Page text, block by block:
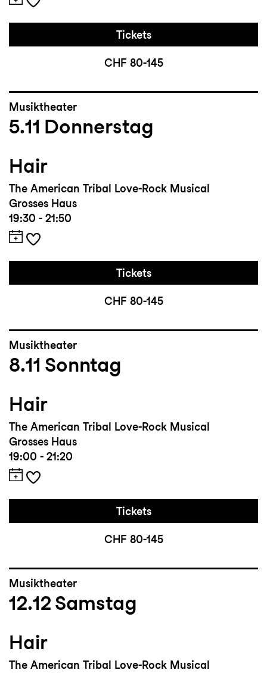
Tickets
CHF 80-145
Musiktheater
5.11 Donnerstag
Hair
The American Tribal Love-Rock Musical
Grosses Haus
19:30 - 21:50
Tickets
CHF 80-145
Musiktheater
8.11 Sonntag
Hair
The American Tribal Love-Rock Musical
Grosses Haus
19:00 - 21:20
Tickets
CHF 80-145
Musiktheater
12.12 Samstag
Hair
The American Tribal Love-Rock Musical